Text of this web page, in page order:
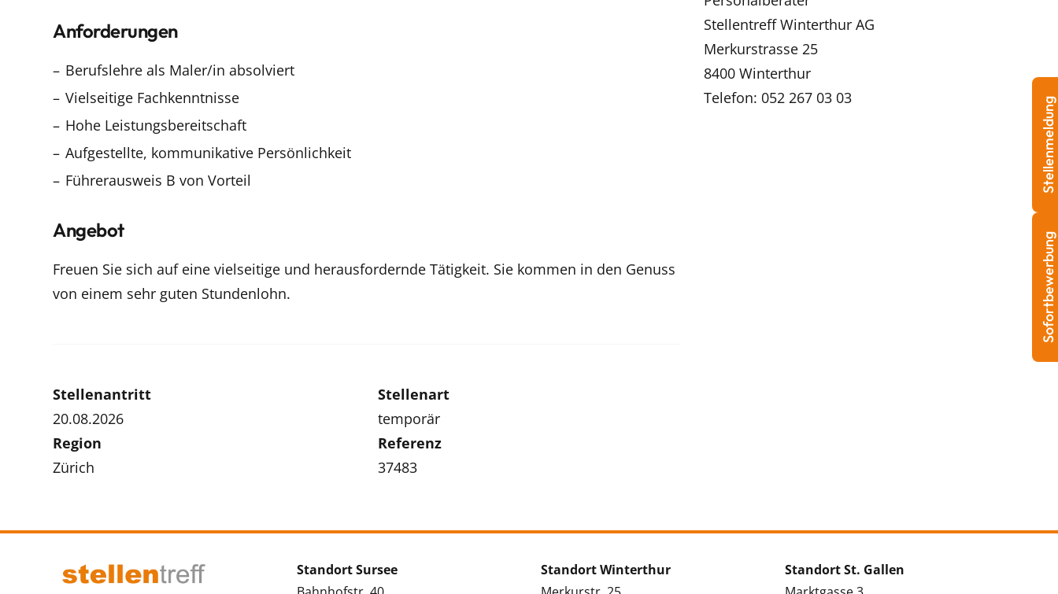
Anforderungen
Berufslehre als Maler/in absolviert
Vielseitige Fachkenntnisse
Hohe Leistungsbereitschaft
Aufgestellte, kommunikative Persönlichkeit
Führerausweis B von Vorteil
Angebot
Freuen Sie sich auf eine vielseitige und herausfordernde Tätigkeit. Sie kommen in den Genuss
von einem sehr guten Stundenlohn.
Stellenantritt
20.08.2026
Stellenart
temporär
Region
Zürich
Referenz
37483
Stellentreff Winterthur AG
Merkurstrasse 25
8400 Winterthur
Telefon: 052 267 03 03
Standort Sursee
Standort Winterthur
Standort St. Gallen
Sofortbewerbung
Stellenmeldung